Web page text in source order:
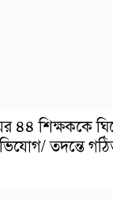
৪৪ শিক্ষককে
তদন্তে